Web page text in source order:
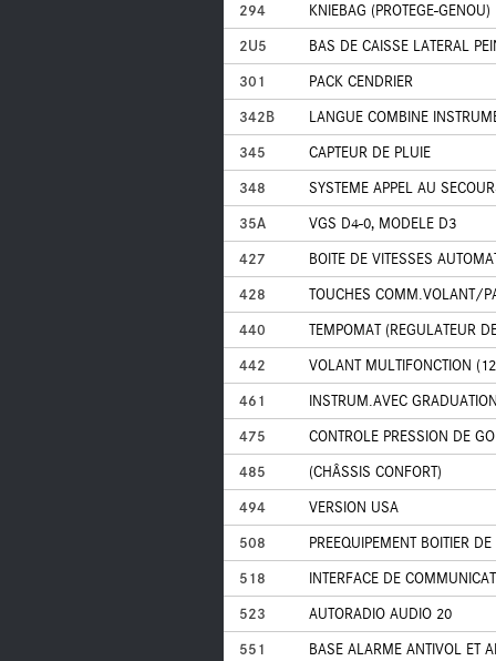
294
KNIEBAG (PROTEGE-GENOU)
2U5
BAS DE CAISSE LATERAL
301
PACK CENDRIER
342B
LANGUE COMBINE
345
CAPTEUR DE PLUIE
348
SYSTEME APPEL AU
35A
VGS D4-0, MODELE D3
427
BOITE DE VITESSES
428
TOUCHES COMM.VOLANT/
440
TEMPOMAT (REGULATEUR
442
VOLANT MULTIFONCTION
461
INSTRUM.AVEC
475
CONTROLE PRESSION DE
485
(CHÂSSIS CONFORT)
494
VERSION USA
508
PREEQUIPEMENT BOITIER
518
INTERFACE DE
523
AUTORADIO AUDIO 20
551
BASE ALARME ANTIVOL ET